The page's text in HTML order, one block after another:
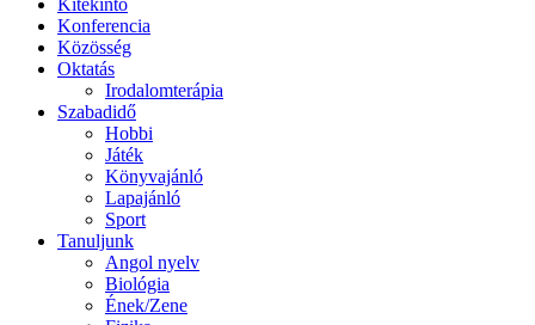
Kitekintő
Konferencia
Közösség
Oktatás
Irodalomterápia
Szabadidő
Hobbi
Játék
Könyvajánló
Lapajánló
Sport
Tanuljunk
Angol nyelv
Biológia
Ének/Zene